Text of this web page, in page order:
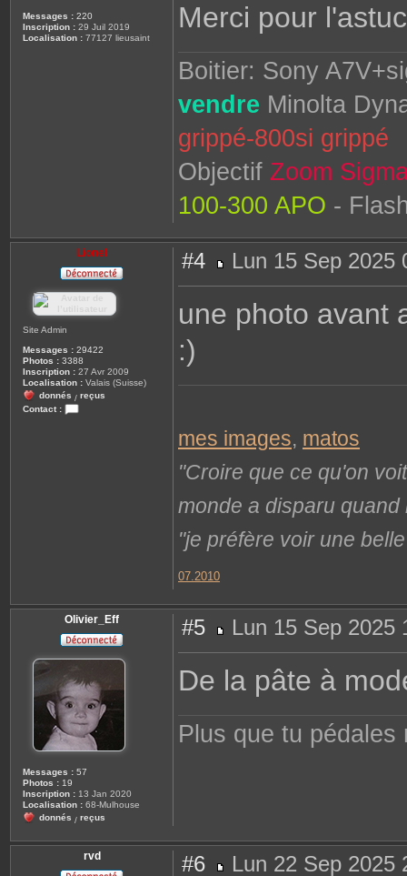
Messages : 220
Inscription : 29 Juil 2019
Localisation : 77127 lieusaint
a
Merci pour
Boitier: Sony
vendre Minolta
grippé-800si grippé
Objectif Zoom
100-300 APO -
Lionel
Site Admin
Messages : 29422
Photos : 3388
Inscription : 27 Avr 2009
Localisation : Valais (Suisse)
donnés / reçus
Contact :
#4
e
a
Lun 15 Sep 2025
une photo avant
:)
mes images, matos
"Croire que ce qu'on
monde a disparu quand
"je préfère voir une
07.2010
Olivier_Eff
Messages : 57
Photos : 19
Inscription : 13 Jan 2020
Localisation : 68-Mulhouse
donnés / reçus
#5
e
s
Lun 15 Sep 2025
De la pâte à
Plus que tu
rvd #6 Lun 22 Sep 2025